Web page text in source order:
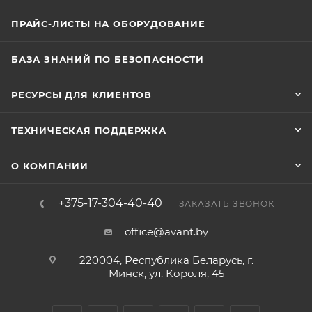
ПРАЙС-ЛИСТЫ НА ОБОРУДОВАНИЕ
БАЗА ЗНАНИЙ ПО БЕЗОПАСНОСТИ
РЕСУРСЫ ДЛЯ КЛИЕНТОВ
ТЕХНИЧЕСКАЯ ПОДДЕРЖКА
О КОМПАНИИ
+375-17-304-40-40 ЗАКАЗАТЬ ЗВОНОК
office@avant.by
220004, Республика Беларусь, г.
Минск, ул. Короля, 45